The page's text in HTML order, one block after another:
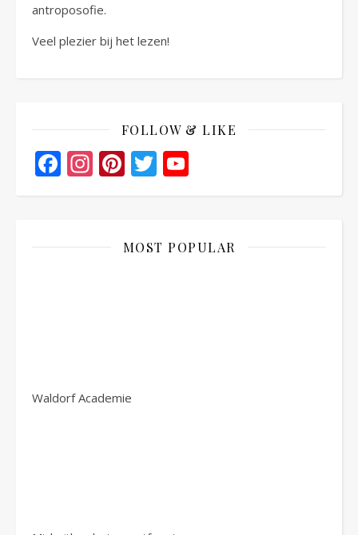
antroposofie.
Veel plezier bij het lezen!
FOLLOW & LIKE
Facebook
Instagram
Pinterest
Twitter
Channel
MOST POPULAR
Waldorf Academie